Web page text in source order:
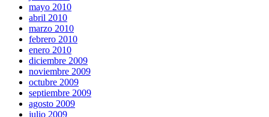
mayo 2010
abril 2010
marzo 2010
febrero 2010
enero 2010
diciembre 2009
noviembre 2009
octubre 2009
septiembre 2009
agosto 2009
julio 2009